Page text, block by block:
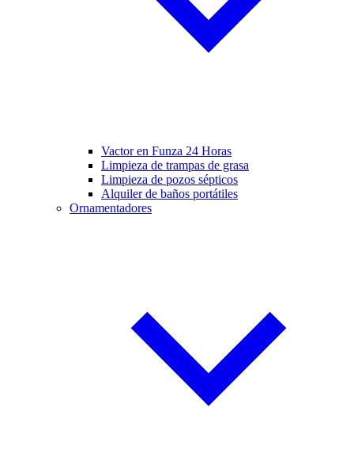
Vactor en Funza 24 Horas
Limpieza de trampas de grasa
Limpieza de pozos sépticos
Alquiler de baños portátiles
Ornamentadores